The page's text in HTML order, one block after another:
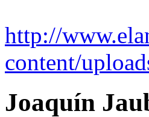
http://
content/
Joaquín